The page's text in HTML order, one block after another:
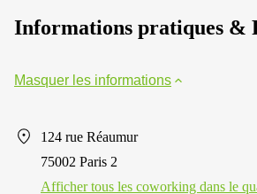
Informations pratiques &
Masquer les informations
124 rue Réaumur
75002 Paris 2
Afficher tous les сoworking dans le